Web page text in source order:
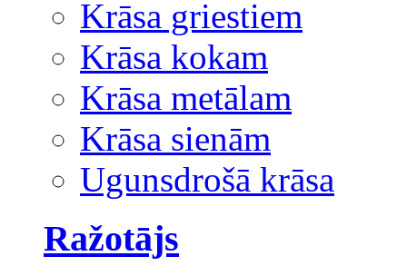
Krāsa griestiem
Krāsa kokam
Krāsa metālam
Krāsa sienām
Ugunsdrošā krāsa
Ražotājs